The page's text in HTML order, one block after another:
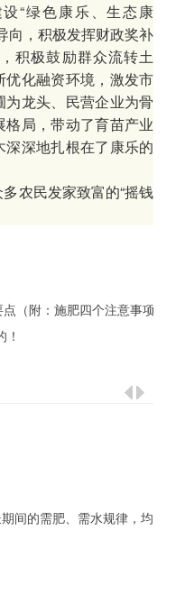
“绿色康乐、生态康
向，积极发挥财政奖补
积极鼓励群众流转土
化融资环境，激发市
龙头、民营企业为骨
局，带动了育苗产业
深地扎根在了康乐的
农民发家致富的“摇钱
（附：施肥四个注意事项）】
！
间的需肥、需水规律，均衡供...